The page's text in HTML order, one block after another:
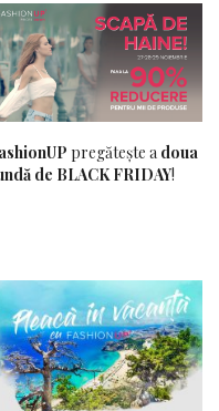
pregătește a doua
de BLACK FRIDAY!